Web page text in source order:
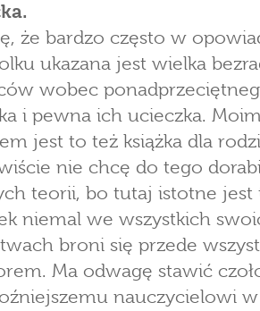
że bardzo często w
ukazana jest wielka
wobec
i pewna ich ucieczka.
jest to też książka dla
nie chcę do tego
teorii, bo tutaj istotne jest
niemal we wszystkich
broni się przede
Ma odwagę stawić
nauczycielowi w